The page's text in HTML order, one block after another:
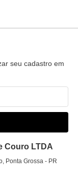
seu cadastro em
Couro LTDA
Ponta Grossa - PR